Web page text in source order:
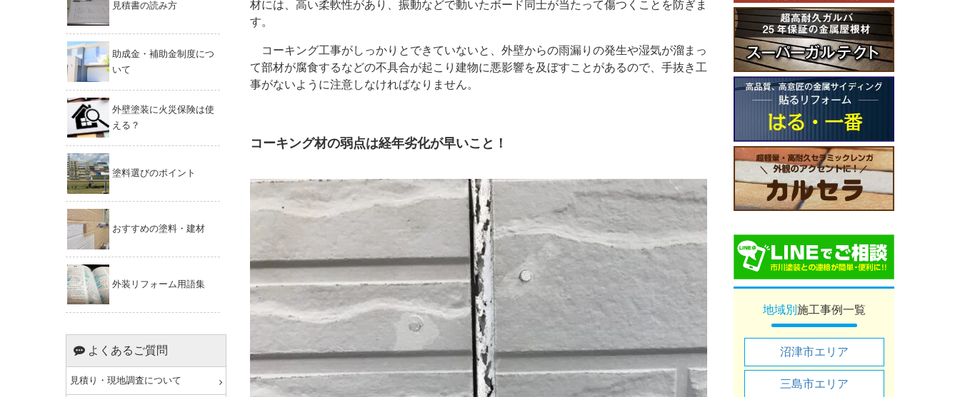
見積書の読み方
助成金・補助金制度につ
いて
外壁塗装に火災保険は使
える？
塗料選びのポイント
おすすめの塗料・建材
外装リフォーム用語集
よくあるご質問
見積り・現地調査について
材には、高い柔軟性があり、振動などで動いたボード同士が当たって傷つくことを防ぎま
す。
コーキング工事がしっかりとできていないと、外壁からの雨漏りの発生や湿気が溜まっ
て部材が腐食するなどの不具合が起こり建物に悪影響を及ぼすことがあるので、手抜き工
事がないように注意しなければなりません。
コーキング材の弱点は経年劣化が早いこと！
地域別 施工事例一覧
沼津市エリア
三島市エリア